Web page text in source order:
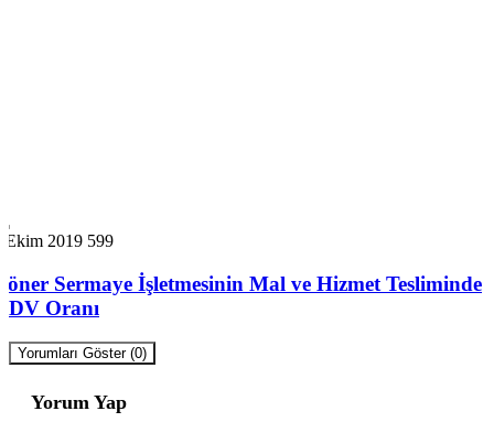
Ekim 2019 599
Sermaye İşletmesinin Mal ve Hizmet Tesliminde
Oranı
Yorumları Göster (0)
Yorum Yap